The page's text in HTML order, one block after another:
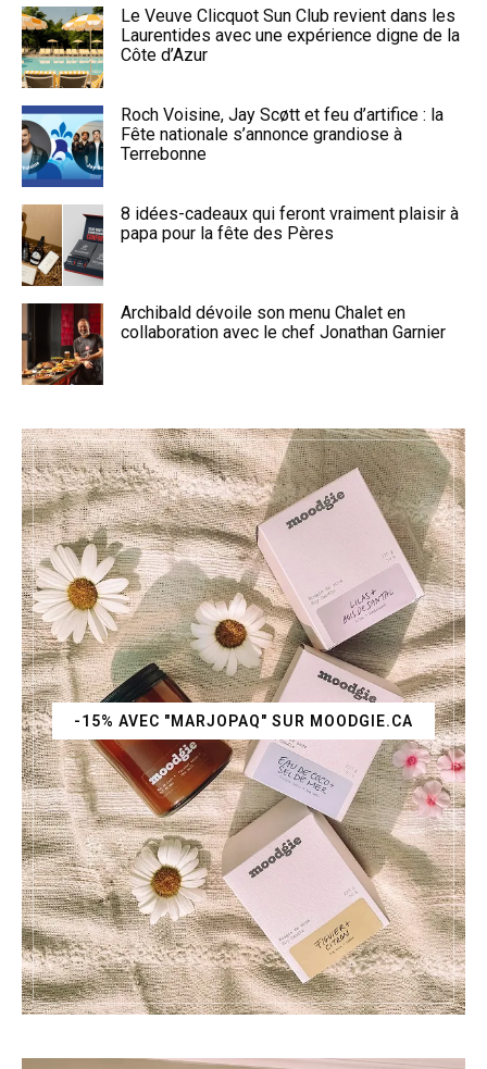
Le Veuve Clicquot Sun Club revient dans les
Laurentides avec une expérience digne de la
Côte d’Azur
Roch Voisine, Jay Scøtt et feu d’artifice : la
Fête nationale s’annonce grandiose à
Terrebonne
8 idées-cadeaux qui feront vraiment plaisir à
papa pour la fête des Pères
Archibald dévoile son menu Chalet en
collaboration avec le chef Jonathan Garnier
-15% AVEC "MARJOPAQ" SUR MOODGIE.CA